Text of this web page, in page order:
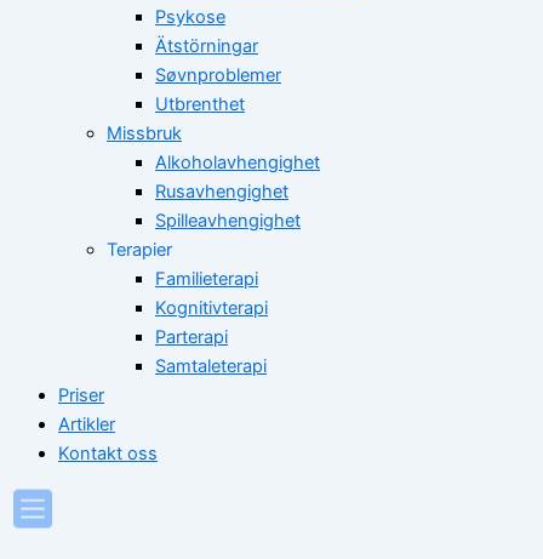
Psykose
Ätstörningar
Søvnproblemer
Utbrenthet
Missbruk
Alkoholavhengighet
Rusavhengighet
Spilleavhengighet
Terapier
Familieterapi
Kognitivterapi
Parterapi
Samtaleterapi
Priser
Artikler
Kontakt oss